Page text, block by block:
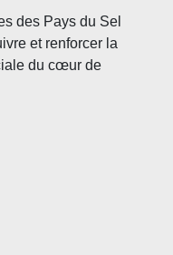
des Pays du Sel
et renforcer la
du cœur de